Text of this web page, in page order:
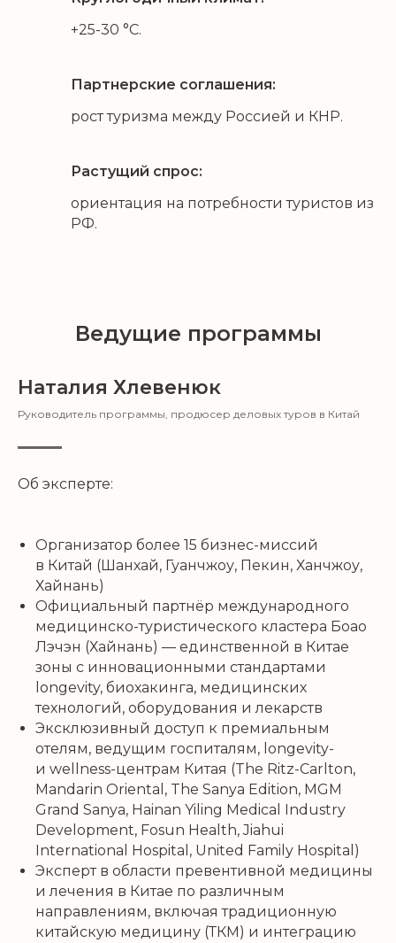
+25-30 °C.
Партнерские соглашения:
рост туризма между Россией и КНР.
Растущий спрос:
ориентация на потребности туристов из
РФ.
Ведущие программы
Наталия Хлевенюк
Руководитель программы, продюсер деловых туров в Китай
Об эксперте:
Организатор более 15 бизнес-миссий
в Китай (Шанхай, Гуанчжоу, Пекин, Ханчжоу,
Хайнань)
Официальный партнёр международного
медицинско-туристического кластера Боао
Лэчэн (Хайнань) — единственной в Китае
зоны с инновационными стандартами
longevity, биохакинга, медицинских
технологий, оборудования и лекарств
Эксклюзивный доступ к премиальным
отелям, ведущим госпиталям, longevity-
и wellness-центрам Китая (The Ritz-Carlton,
Mandarin Oriental, The Sanya Edition, MGM
Grand Sanya, Hainan Yiling Medical Industry
Development, Fosun Health, Jiahui
International Hospital, United Family Hospital)
Эксперт в области превентивной медицины
и лечения в Китае по различным
направлениям, включая традиционную
китайскую медицину (ТКМ) и интеграцию